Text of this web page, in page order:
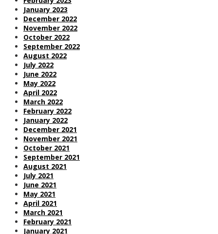
January 2023
December 2022
November 2022
October 2022
September 2022
August 2022
July 2022
June 2022
May 2022
April 2022
March 2022
February 2022
January 2022
December 2021
November 2021
October 2021
September 2021
August 2021
July 2021
June 2021
May 2021
April 2021
March 2021
February 2021
January 2021